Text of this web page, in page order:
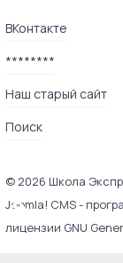
ВКонтакте
********
Наш старый сайт
Поиск
© 2026 Школа
Joomla! CMS-
лицензии GNU